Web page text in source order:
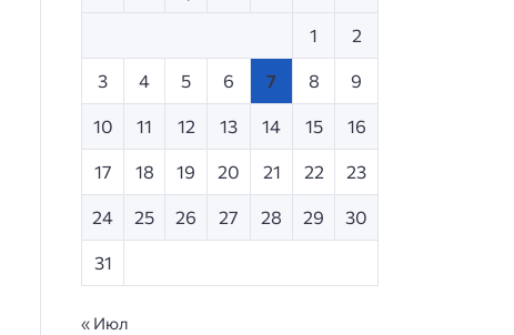
1 2
3 4 5 6 7 8 9
10 11 12 13 14 15 16
17 18 19 20 21 22 23
24 25 26 27 28 29 30
31
« Июл